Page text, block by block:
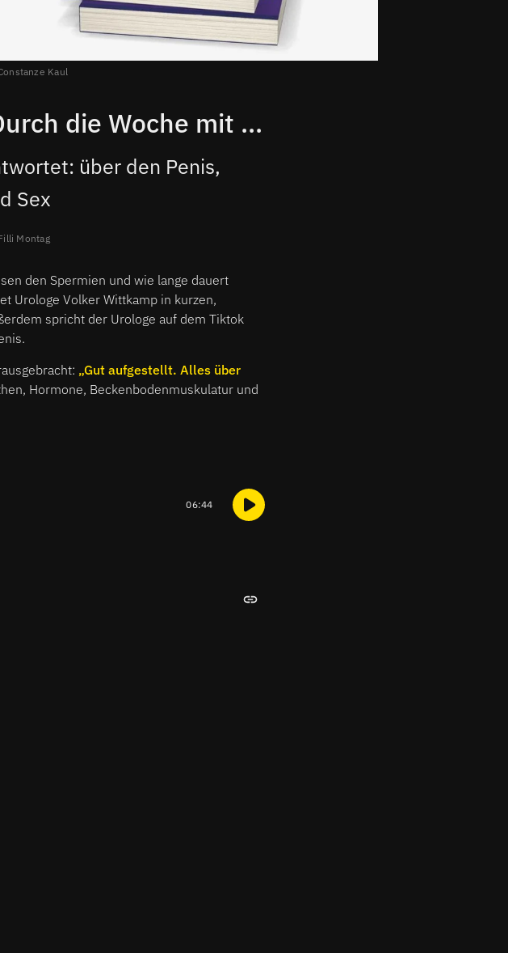
Kaul
die Woche mit ...
über den Penis,
Sex
Montag
den Spermien und wie lange dauert
Urologe Volker Wittkamp in kurzen,
spricht der Urologe auf dem Tiktok
„Gut aufgestellt. Alles über
Hormone, Beckenbodenmuskulatur und
06:44